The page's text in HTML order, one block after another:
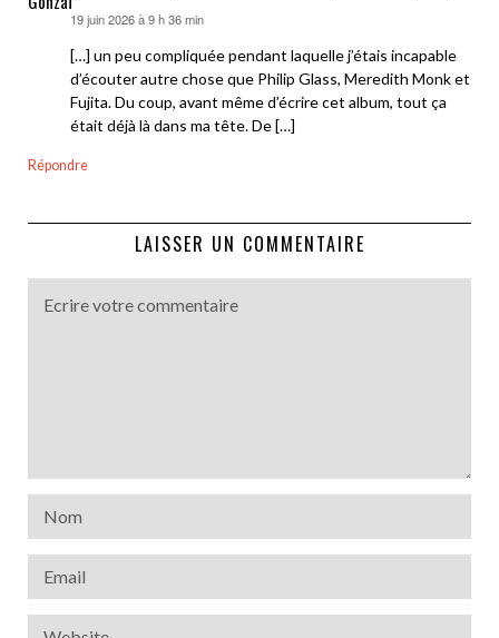
19 juin 2026 à 9 h 36 min
[…] un peu compliquée pendant laquelle j’étais incapable
d’écouter autre chose que Philip Glass, Meredith Monk et
Fujita. Du coup, avant même d’écrire cet album, tout ça
était déjà là dans ma tête. De […]
Répondre
LAISSER UN COMMENTAIRE